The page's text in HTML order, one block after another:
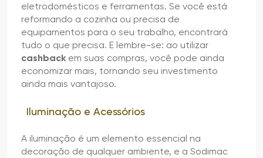
eletrodomésticos e ferramentas. Se você está
reformando a cozinha ou precisa de
equipamentos para o seu trabalho, encontrará
tudo o que precisa. E lembre-se: ao utilizar
cashback em suas compras, você pode ainda
economizar mais, tornando seu investimento
ainda mais vantajoso.
Iluminação e Acessórios
A iluminação é um elemento essencial na
decoração de qualquer ambiente, e a Sodimac